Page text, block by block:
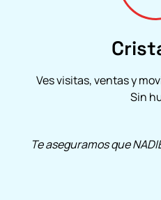
Ves visitas, ventas y
Sin
Te aseguramos que